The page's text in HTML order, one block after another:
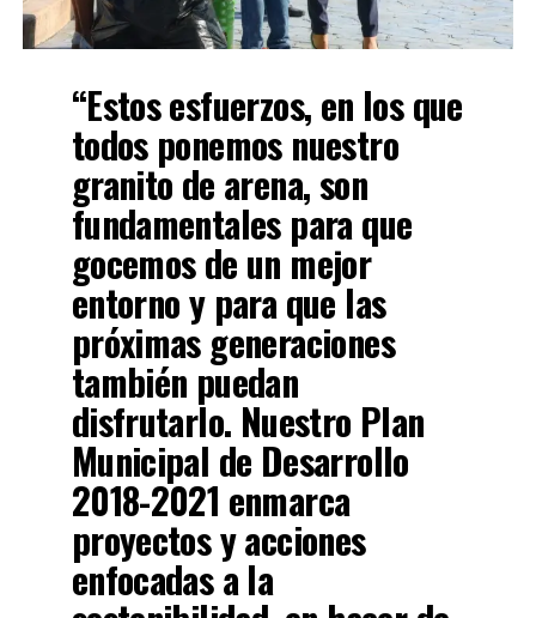
“Estos esfuerzos, en los que
todos ponemos nuestro
granito de arena, son
fundamentales para que
gocemos de un mejor
entorno y para que las
próximas generaciones
también puedan
disfrutarlo. Nuestro Plan
Municipal de Desarrollo
2018-2021 enmarca
proyectos y acciones
enfocadas a la